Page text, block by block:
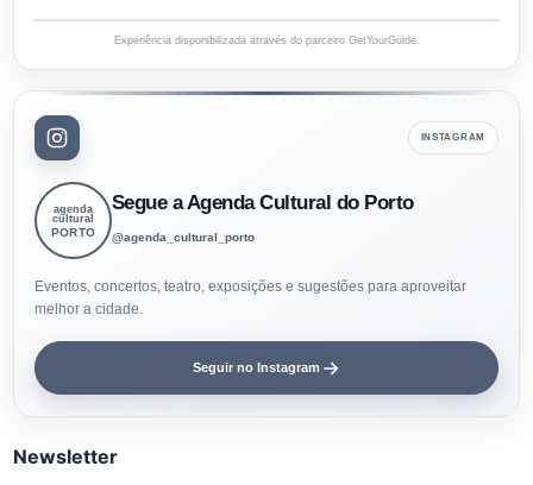
Experiência disponibilizada através do parceiro GetYourGuide.
INSTAGRAM
agenda
cultural
PORTO
Segue a Agenda Cultural do Porto
@agenda_cultural_porto
Eventos, concertos, teatro, exposições e sugestões para aproveitar
melhor a cidade.
Seguir no Instagram
Newsletter